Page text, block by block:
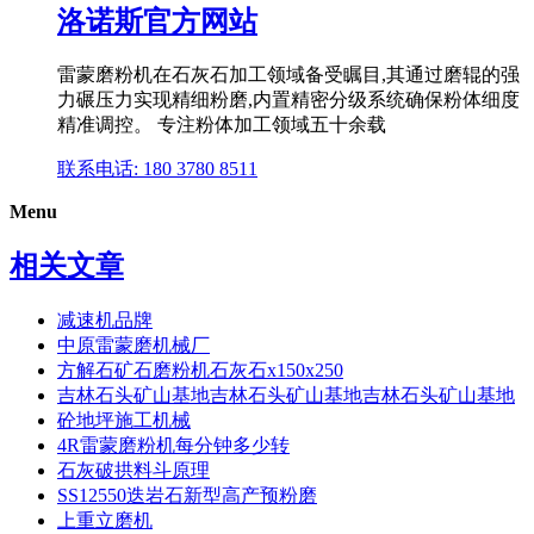
洛诺斯官方网站
雷蒙磨粉机在石灰石加工领域备受瞩目,其通过磨辊的强
力碾压力实现精细粉磨,内置精密分级系统确保粉体细度
精准调控。 专注粉体加工领域五十余载
联系电话: 180 3780 8511
Menu
相关文章
减速机品牌
中原雷蒙磨机械厂
方解石矿石磨粉机石灰石x150x250
吉林石头矿山基地吉林石头矿山基地吉林石头矿山基地
砼地坪施工机械
4R雷蒙磨粉机每分钟多少转
石灰破拱料斗原理
SS12550迭岩石新型高产预粉磨
上重立磨机